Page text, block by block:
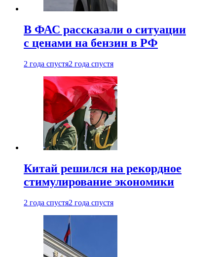
В ФАС рассказали о ситуации
с ценами на бензин в РФ
2 года спустя2 года спустя
Китай решился на рекордное
стимулирование экономики
2 года спустя2 года спустя